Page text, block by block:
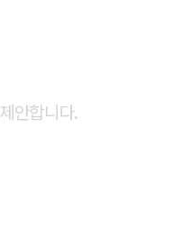
안합니다.